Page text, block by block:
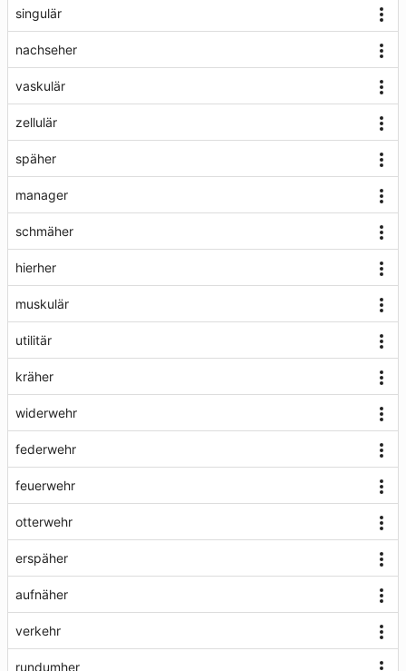
singulär
nachseher
vaskulär
zellulär
späher
manager
schmäher
hierher
muskulär
utilitär
kräher
widerwehr
federwehr
feuerwehr
otterwehr
erspäher
aufnäher
verkehr
rundumher